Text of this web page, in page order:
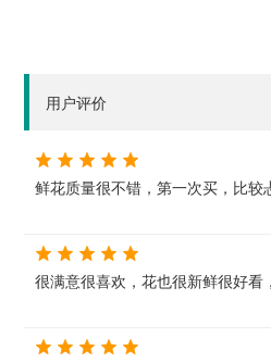
用户评价
鲜花质量很不错，第一次买，比较
很满意很喜欢，花也很新鲜很好看